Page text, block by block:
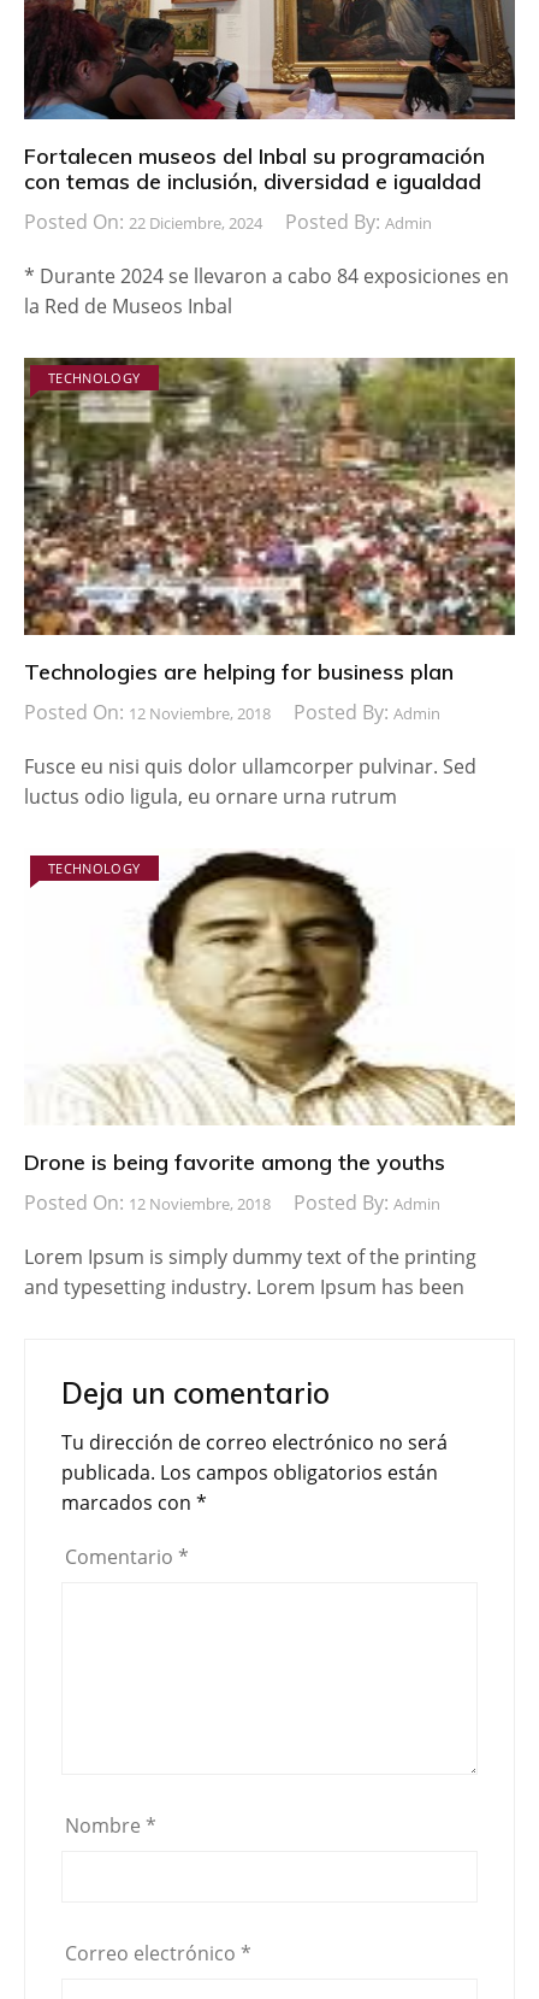
Fortalecen museos del Inbal su programación
con temas de inclusión, diversidad e igualdad
Posted On: 22 Diciembre, 2024 Posted By: Admin
* Durante 2024 se llevaron a cabo 84 exposiciones en
la Red de Museos Inbal
TECHNOLOGY
Technologies are helping for business plan
Posted On: 12 Noviembre, 2018 Posted By: Admin
Fusce eu nisi quis dolor ullamcorper pulvinar. Sed
luctus odio ligula, eu ornare urna rutrum
TECHNOLOGY
Drone is being favorite among the youths
Posted On: 12 Noviembre, 2018 Posted By: Admin
Lorem Ipsum is simply dummy text of the printing
and typesetting industry. Lorem Ipsum has been
Deja un comentario
Tu dirección de correo electrónico no será
publicada. Los campos obligatorios están
marcados con *
Comentario *
Nombre *
Correo electrónico *